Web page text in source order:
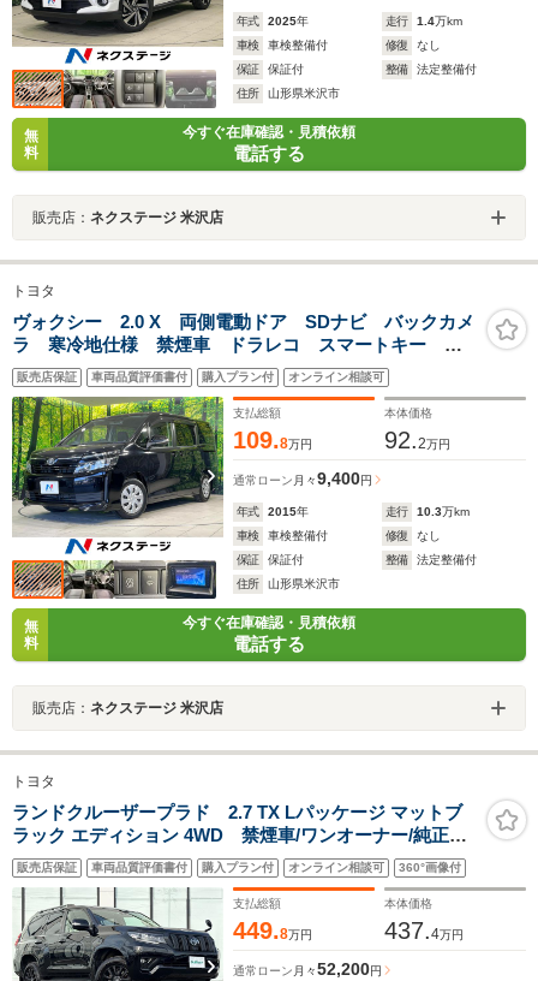
年式 2025年 走行 1.4万km
車検
車検整備付 修復
なし
保証
保証付 整備
法定整備付
住所
山形県米沢市
無
料
今すぐ在庫確認・見積依頼
電話する
販売店： ネクステージ 米沢店
トヨタ
ヴォクシー 2.0 X 両側電動ドア SDナビ バックカメ
ラ 寒冷地仕様 禁煙車 ドラレコ スマートキー
LEDヘッド ビルトインETC 純正 オートライト デ
ュアルエアコン リアエアコン DVD再生 フルセグ
販売店保証 車両品質評価書付 購入プラン付 オンライン相談可
支払総額
109.8万円
本体価格
92.2万円
通常ローン 月々9,400円
年式 2015年 走行 10.3万km
車検
車検整備付 修復
なし
保証
保証付 整備
法定整備付
住所
山形県米沢市
無
料
今すぐ在庫確認・見積依頼
電話する
販売店： ネクステージ 米沢店
トヨタ
ランドクルーザープラド 2.7 TX Lパッケージ マットブ
ラック エディション 4WD 禁煙車/ワンオーナー/純正SD
ナビ/Bカメ/ETC/純正AW/サンルーフ/パワーシート/シー
トヒーター/エアシート/ドライブレコーダー/クルコン/電
動格納ミラー/フォグランプ/LED/スマートキー
販売店保証 車両品質評価書付 購入プラン付 オンライン相談可 360°画像付
支払総額
449.8万円
本体価格
437.4万円
通常ローン 月々52,200円